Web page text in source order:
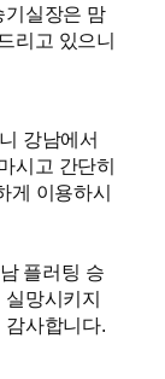
기실장은 맘
리고 있으니
강남에서
시고 간단히
게 이용하시
플러팅 승
망시키지
사합니다.